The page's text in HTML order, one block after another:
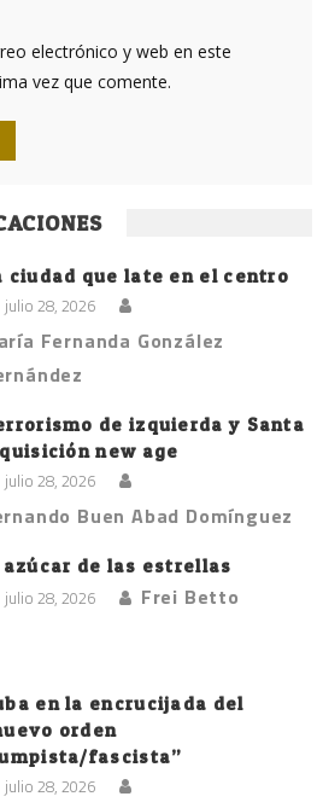
electrónico y web en este
vez que comente.
ciudad que late en el centro
julio 28, 2026
Fernanda González
de izquierda y Santa
new age
julio 28, 2026
Buen Abad Domínguez
azúcar de las estrellas
julio 28, 2026 Frei Betto
en la encrucijada del
orden
fascista”
julio 28, 2026